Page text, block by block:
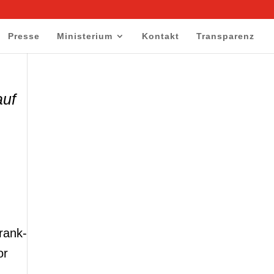
Presse Ministerium Kontakt Transparenz